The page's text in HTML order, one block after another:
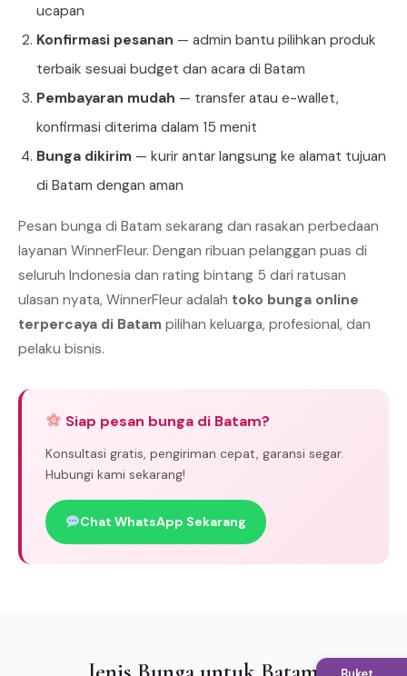
ucapan
Konfirmasi pesanan — admin bantu pilihkan produk
terbaik sesuai budget dan acara di Batam
Pembayaran mudah — transfer atau e-wallet,
konfirmasi diterima dalam 15 menit
Bunga dikirim — kurir antar langsung ke alamat tujuan
di Batam dengan aman
Pesan bunga di Batam sekarang dan rasakan perbedaan
layanan WinnerFleur. Dengan ribuan pelanggan puas di
seluruh Indonesia dan rating bintang 5 dari ratusan
ulasan nyata, WinnerFleur adalah toko bunga online
terpercaya di Batam pilihan keluarga, profesional, dan
pelaku bisnis.
Siap pesan bunga di Batam?
Konsultasi gratis, pengiriman cepat, garansi segar.
Hubungi kami sekarang!
Chat WhatsApp Sekarang